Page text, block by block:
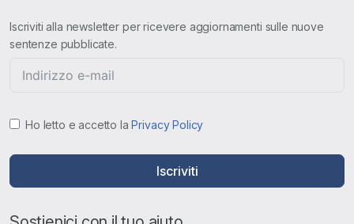
Iscriviti alla newsletter per ricevere aggiornamenti sulle nuove
sentenze pubblicate.
Ho letto e accetto laPrivacy Policy
Iscriviti